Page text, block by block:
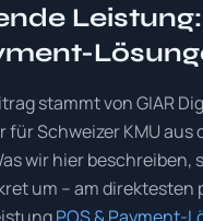
stammt von GIAR
für Schweizer KMU aus
wir hier beschreiben,
um – am direktesten
POS & Payment-